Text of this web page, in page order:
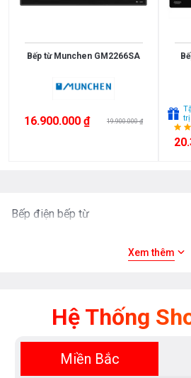
15.000.000
England
Thụy
Slovakia
Czech
Russia
Taiwan
Denmark
Turkey
Bếp từ Munchen GM2266SA
16.900.000 ₫ 19.900.000 ₫
Bếp điện bếp từ
Xem thêm
Hệ Thống
Miền Bắc